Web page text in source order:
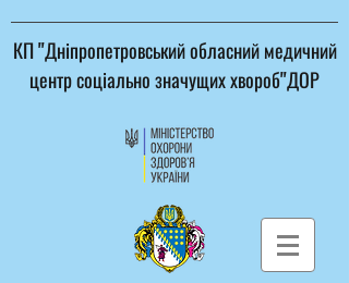
КП "Дніпропетровський обласний медичний
центр соціально значущих хвороб"ДОР